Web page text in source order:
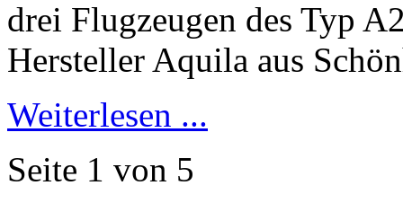
Weiterlesen ...
Seite 1 von 5